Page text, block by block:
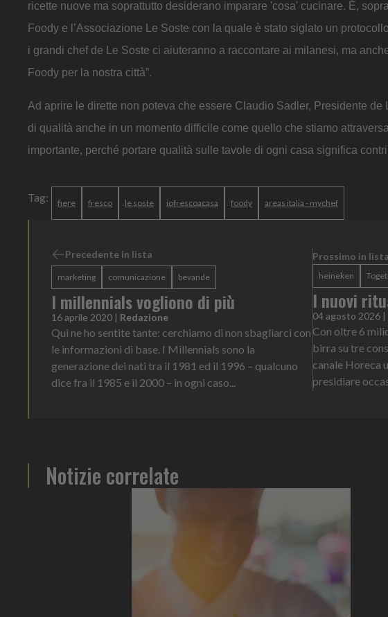
ricette nuove ma soprattutto desiderano imparare 'cosa' cucinare. È,
Foody e l’Associazione Le Soste con la quale è stato siglato un
i grandi chef de Le Soste ci aiuteranno a raccontare ai milanesi, ma
Foody per la nostra città”.
Ad aprire le dirette non poteva che essere Claudio Sadler, Presidente
di qualità anche in un momento difficile come quello che stiamo
importante, perché portare qualità sulle tavole di ogni casa significa
Tag: fiere fresco le soste iofrescoacasa foody areas italia - mychef
Precedente in lista
marketing comunicazione bevande
I millennials vogliono di più
16 aprile 2020 | Redazione
Qui ne ho sentite tante: cerchiamo di non sbagliarci con
le informazioni di base. I Millennials sono la
generazione dei nati tra il 1981 ed il 1996 – qualcuno
dice fra il 1985 e il 2000 – in ogni caso...
Prossimo in lista
heineken
I nuovi
04 agosto 2026 |
Con oltre 6
birra su tre
canale Horeca
presidiare
Notizie correlate